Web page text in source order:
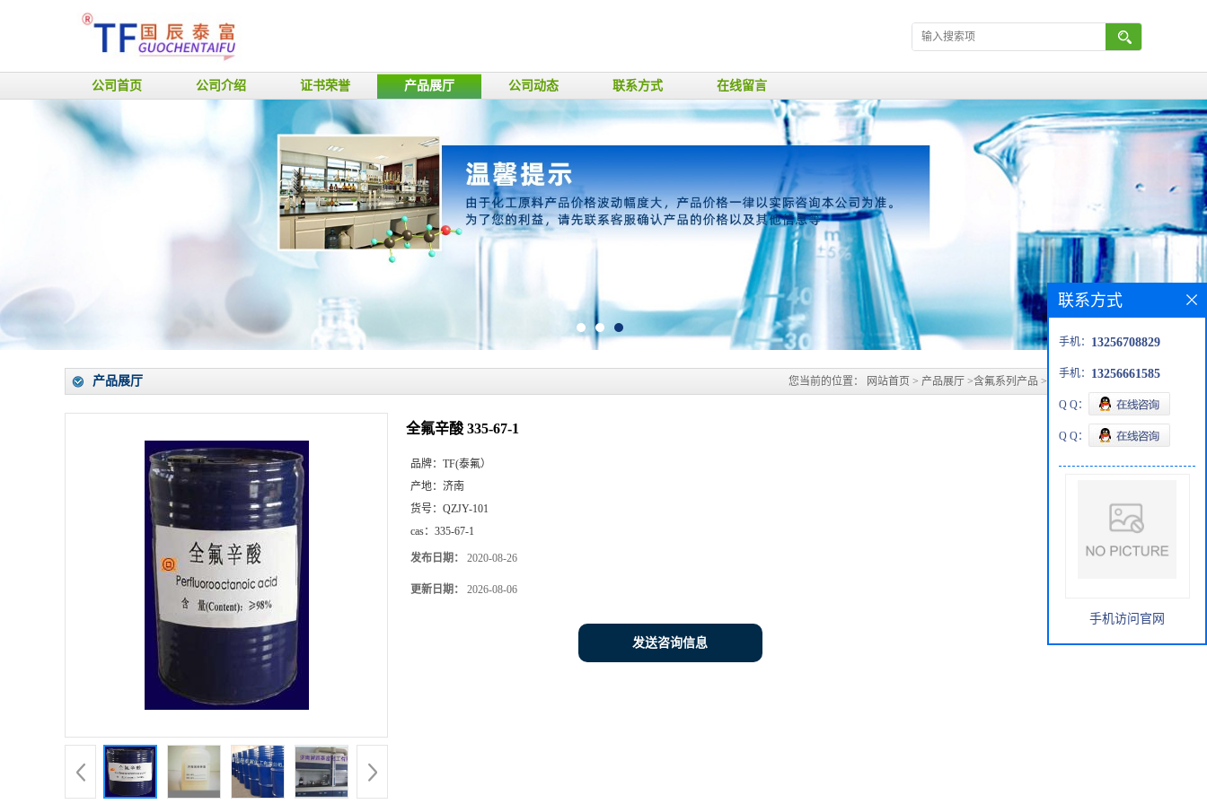
公司首页 公司介绍 证书荣誉 产品展厅 公司动态 联系方式 在线留言
产品展厅 您当前的位置： 网站首页 > 产品展厅 >含氟系列产品 > 全氟辛酸 335-67-1
全氟辛酸 335-67-1
品牌： TF(泰氟）
产地： 济南
货号： QZJY-101
cas： 335-67-1
发布日期： 2020-08-26
更新日期： 2026-08-06
发送咨询信息
联系方式
手机： 13256708829
手机： 13256661585
Q Q：
Q Q：
手机访问官网